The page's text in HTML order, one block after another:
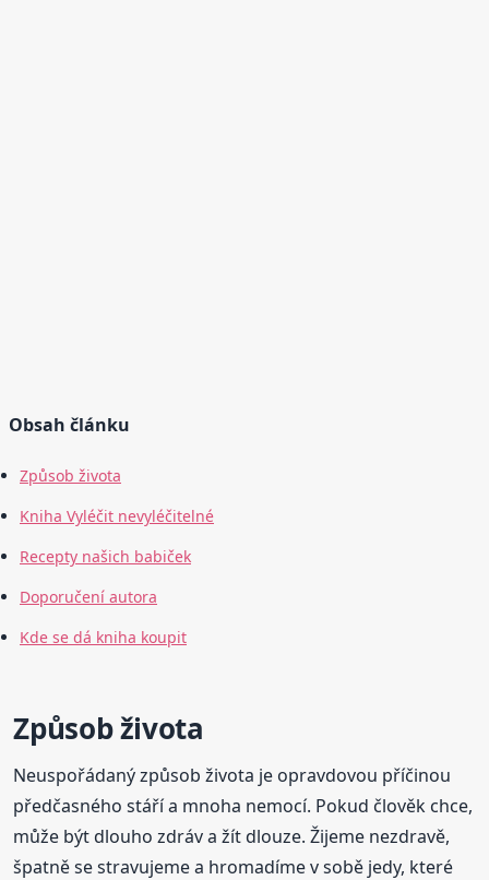
Obsah článku
Způsob života
Kniha Vyléčit nevyléčitelné
Recepty našich babiček
Doporučení autora
Kde se dá kniha koupit
Způsob života
Neuspořádaný způsob života je opravdovou příčinou
předčasného stáří a mnoha nemocí. Pokud člověk chce,
může být dlouho zdráv a žít dlouze. Žijeme nezdravě,
špatně se stravujeme a hromadíme v sobě jedy, které